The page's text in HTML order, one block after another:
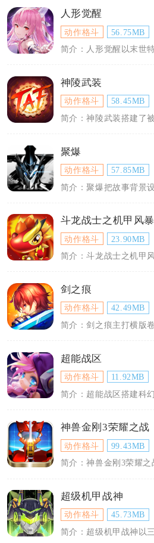
人形觉醒
动作格斗
56.75MB
神陵武装
动作格斗
58.45MB
聚爆
动作格斗
57.85MB
斗龙战士之机甲风暴
动作格斗
23.90MB
剑之痕
动作格斗
42.49MB
超能战区
动作格斗
11.92MB
神兽金刚3荣耀之战
动作格斗
99.43MB
超级机甲战神
动作格斗
45.73MB